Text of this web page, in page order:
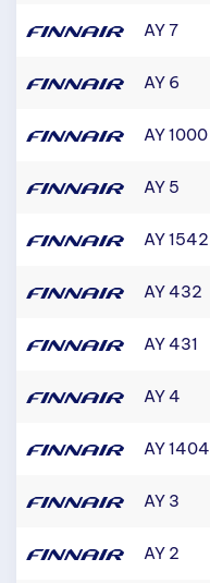
AY 7
AY 6
AY 1000
AY 5
AY 1542
AY 432
AY 431
AY 4
AY 1404
AY 3
AY 2